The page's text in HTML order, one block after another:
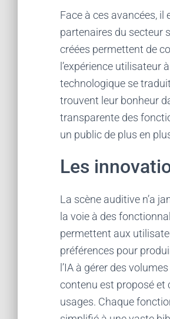
Face à ces avancées,
partenaires du secteur
créées permettent de
l’expérience utilisateur
technologique se
trouvent leur bonheur
transparente des
un public de plus en
Les
La scène auditive n’a
la voie à des
permettent aux
préférences pour
l’IA à gérer des
contenu est proposé et
usages. Chaque